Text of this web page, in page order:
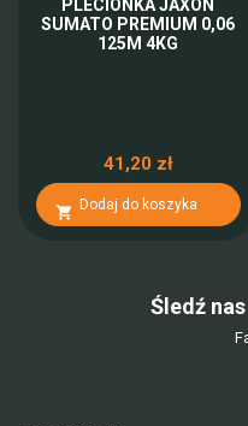
PLECIONKA JAXON
SUMATO PREMIUM 0,06
125M 4KG
41,20 zł
 Dodaj do koszyka
Śledź